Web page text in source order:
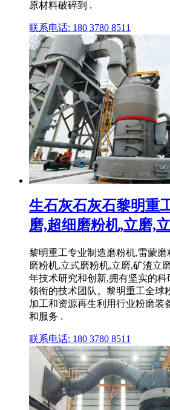
原材料破碎到 .
联系电话: 180 3780 8511
生石灰石灰石黎明重
磨,超细磨粉机,立磨,
黎明重工专业制造磨粉机,雷蒙
磨粉机,立式磨粉机,立磨,矿渣立
年技术研究和创新,拥有坚实的
领衔的技术团队。黎明重工全球
加工和资源再生利用行业粉磨装
和服务 .
联系电话: 180 3780 8511